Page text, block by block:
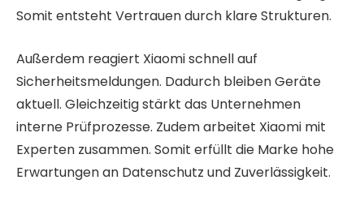
Somit entsteht Vertrauen durch klare Strukturen.
Außerdem reagiert Xiaomi schnell auf
Sicherheitsmeldungen. Dadurch bleiben Geräte
aktuell. Gleichzeitig stärkt das Unternehmen
interne Prüfprozesse. Zudem arbeitet Xiaomi mit
Experten zusammen. Somit erfüllt die Marke hohe
Erwartungen an Datenschutz und Zuverlässigkeit.